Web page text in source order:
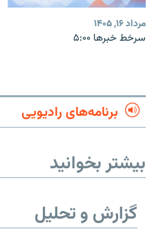
مرداد ۱۶, ۱۴۰۵
سرخط خبرها ۵:۰۰
برنامه‌های رادیویی
بیشتر بخوانید
گزارش و تحلیل